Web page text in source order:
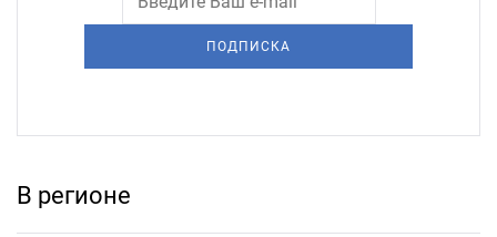
ПОДПИСКА
В регионе